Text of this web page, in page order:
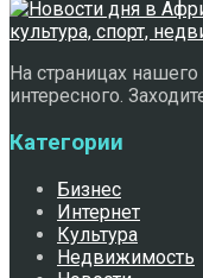
На страницах
интересного.
Категории
Бизнес
Интернет
Культура
Недвижимость